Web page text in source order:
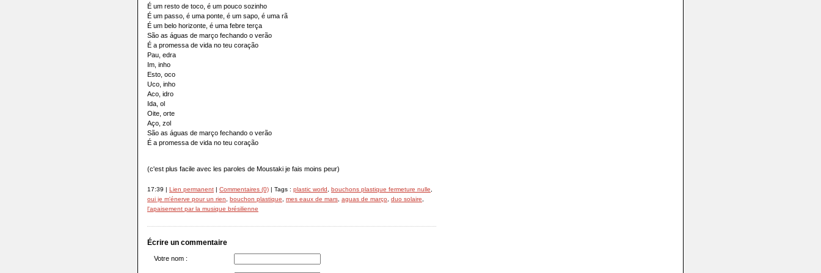
É um resto de toco, é um pouco sozinho
É um passo, é uma ponte, é um sapo, é uma rã
É um belo horizonte, é uma febre terça
São as águas de março fechando o verão
É a promessa de vida no teu coração
Pau, edra
Im, inho
Esto, oco
Uco, inho
Aco, idro
Ida, ol
Oite, orte
Aço, zol
São as águas de março fechando o verão
É a promessa de vida no teu coração
(c'est plus facile avec les paroles de Moustaki je fais moins peur)
17:39 | Lien permanent | Commentaires (0) | Tags : plastic world bouchons plastique fermeture nulle
oui je m'énerve pour un rien
bouchon plastique mes eaux de mars aguas de março duo solaire
l'apaisement par la musique brésilienne
Écrire un commentaire
Votre nom :